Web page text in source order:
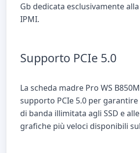
Gb dedicata esclusivamente
IPMI.
Supporto PCIe 5.0
La scheda madre Pro WS
supporto PCIe 5.0 per
di banda illimitata agli SSD e
grafiche più veloci disponibili